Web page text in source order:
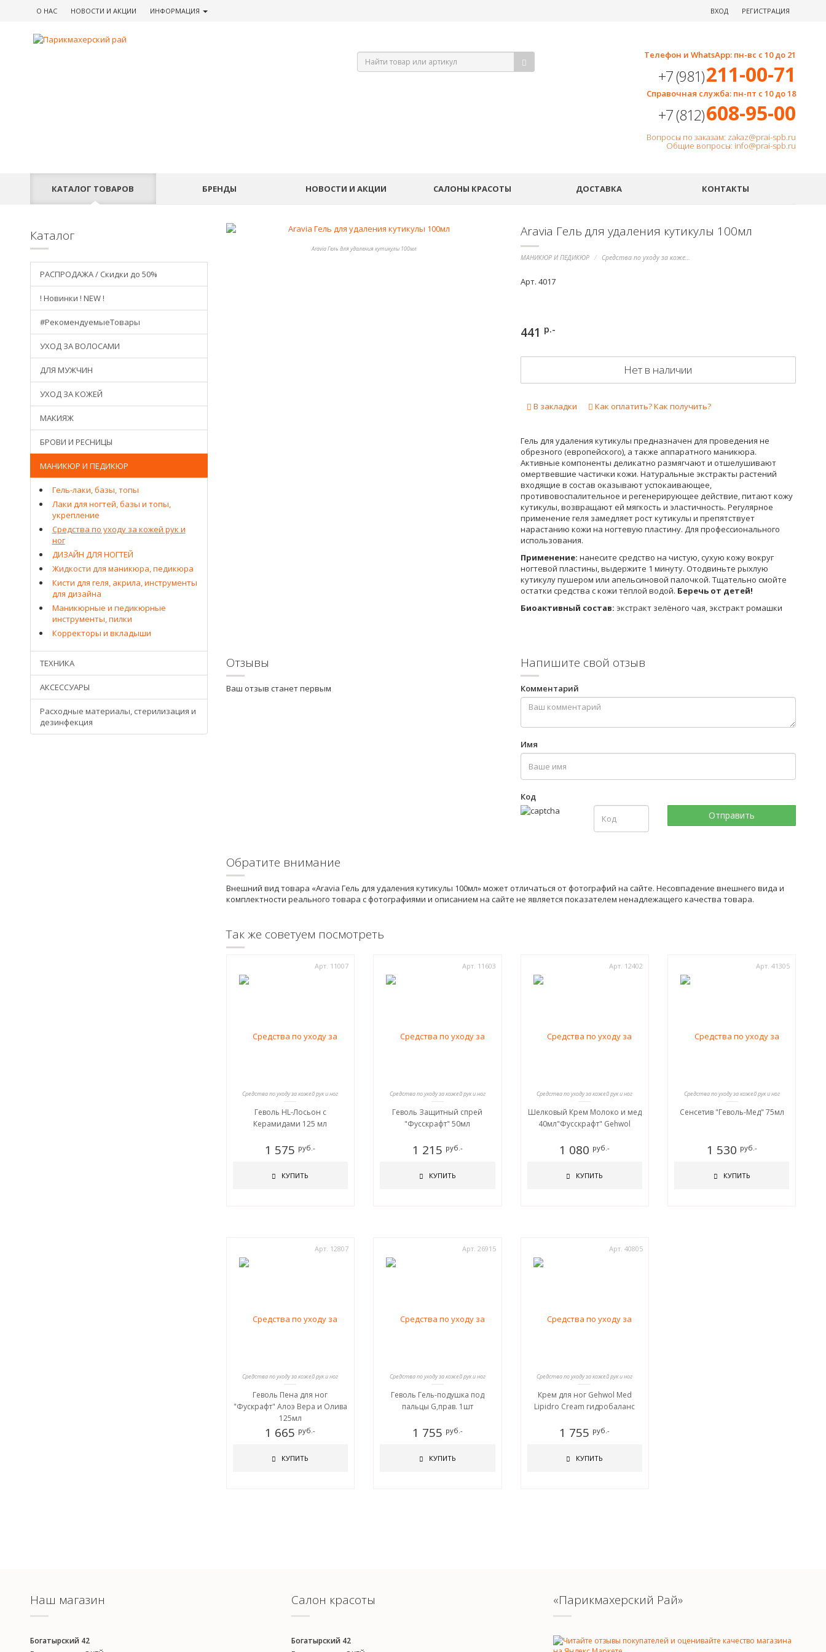
О НАС НОВОСТИ И АКЦИИ ИНФОРМАЦИЯ ВХОД РЕГИСТРАЦИЯ
Телефон и WhatsApp: пн-вс с 10 до 21
+7 (981)211-00-71
Справочная служба: пн-пт с 10 до 18
+7 (812)608-95-00
Вопросы по заказам: zakaz@prai-spb.ru
Общие вопросы: info@prai-spb.ru
КАТАЛОГ ТОВАРОВ БРЕНДЫ НОВОСТИ И АКЦИИ САЛОНЫ КРАСОТЫ ДОСТАВКА КОНТАКТЫ
Aravia Гель для удаления кутикулы 100мл
Aravia Гель для удаления кутикулы 100мл
МАНИКЮР И ПЕДИКЮР Средства по уходу за кожей рук и ног
Арт. 4017
441 р.-
Нет в наличии
В закладки Как оплатить? Как получить?
Гель для удаления кутикулы предназначен для проведения не
обрезного (европейского), а также аппаратного маникюра.
Активные компоненты деликатно размягчают и отшелушивают
омертвевшие частички кожи. Натуральные экстракты растений
входящие в состав оказывают успокаивающее,
противовоспалительное и регенерирующее действие, питают кожу
кутикулы, возвращают ей мягкость и эластичность. Регулярное
применение геля замедляет рост кутикулы и препятствует
нарастанию кожи на ногтевую пластину. Для профессионального
использования.
Применение: нанесите средство на чистую, сухую кожу вокруг
ногтевой пластины, выдержите 1 минуту. Отодвиньте рыхлую
кутикулу пушером или апельсиновой палочкой. Тщательно смойте
остатки средства с кожи тёплой водой. Беречь от детей!
Биоактивный состав: экстракт зелёного чая, экстракт ромашки
Отзывы
Ваш отзыв станет первым
Напишите свой отзыв
Комментарий
Имя
Код
Обратите внимание
Внешний вид товара «Aravia Гель для удаления кутикулы 100мл» может отличаться от фотографий на сайте. Несовпадение внешнего вида и
комплектности реального товара с фотографиями и описанием на сайте не является показателем ненадлежащего качества товара.
Так же советуем посмотреть
Арт. 11007
Средства по уходу за кожей рук и ног
Геволь HL-Лосьон с
Керамидами 125 мл
1 575 руб.-
КУПИТЬ
Арт. 11603
Средства по уходу за кожей рук и ног
Геволь Защитный спрей
"Фусскрафт" 50мл
1 215 руб.-
КУПИТЬ
Арт. 12402
Средства по уходу за кожей рук и ног
Шелковый Крем Молоко и мед
40мл"Фусскрафт" Gehwol
1 080 руб.-
КУПИТЬ
Арт. 41305
Средства по уходу за кожей рук и ног
Сенсетив "Геволь-Мед" 75мл
1 530 руб.-
КУПИТЬ
Арт. 12807
Средства по уходу за кожей рук и ног
Геволь Пена для ног
"Фускрафт" Алоэ Вера и Олива
125мл
1 665 руб.-
КУПИТЬ
Арт. 26915
Средства по уходу за кожей рук и ног
Геволь Гель-подушка под
пальцы G,прав. 1шт
1 755 руб.-
КУПИТЬ
Арт. 40805
Средства по уходу за кожей рук и ног
Крем для ног Gehwol Med
Lipidro Cream гидробаланс
1 755 руб.-
КУПИТЬ
Каталог
РАСПРОДАЖА / Скидки до 50%
! Новинки ! NEW !
#РекомендуемыеТовары
УХОД ЗА ВОЛОСАМИ
ДЛЯ МУЖЧИН
УХОД ЗА КОЖЕЙ
МАКИЯЖ
БРОВИ И РЕСНИЦЫ
МАНИКЮР И ПЕДИКЮР
Гель-лаки, базы, топы
Лаки для ногтей, базы и топы,
укрепление
Средства по уходу за кожей рук и
ног
ДИЗАЙН ДЛЯ НОГТЕЙ
Жидкости для маникюра, педикюра
Кисти для геля, акрила, инструменты
для дизайна
Маникюрные и педикюрные
инструменты, пилки
Корректоры и вкладыши
ТЕХНИКА
АКСЕССУАРЫ
Расходные материалы, стерилизация и
дезинфекция
Наш магазин
Богатырский 42
Салон красоты
Богатырский 42
«Парикмахерский Рай»